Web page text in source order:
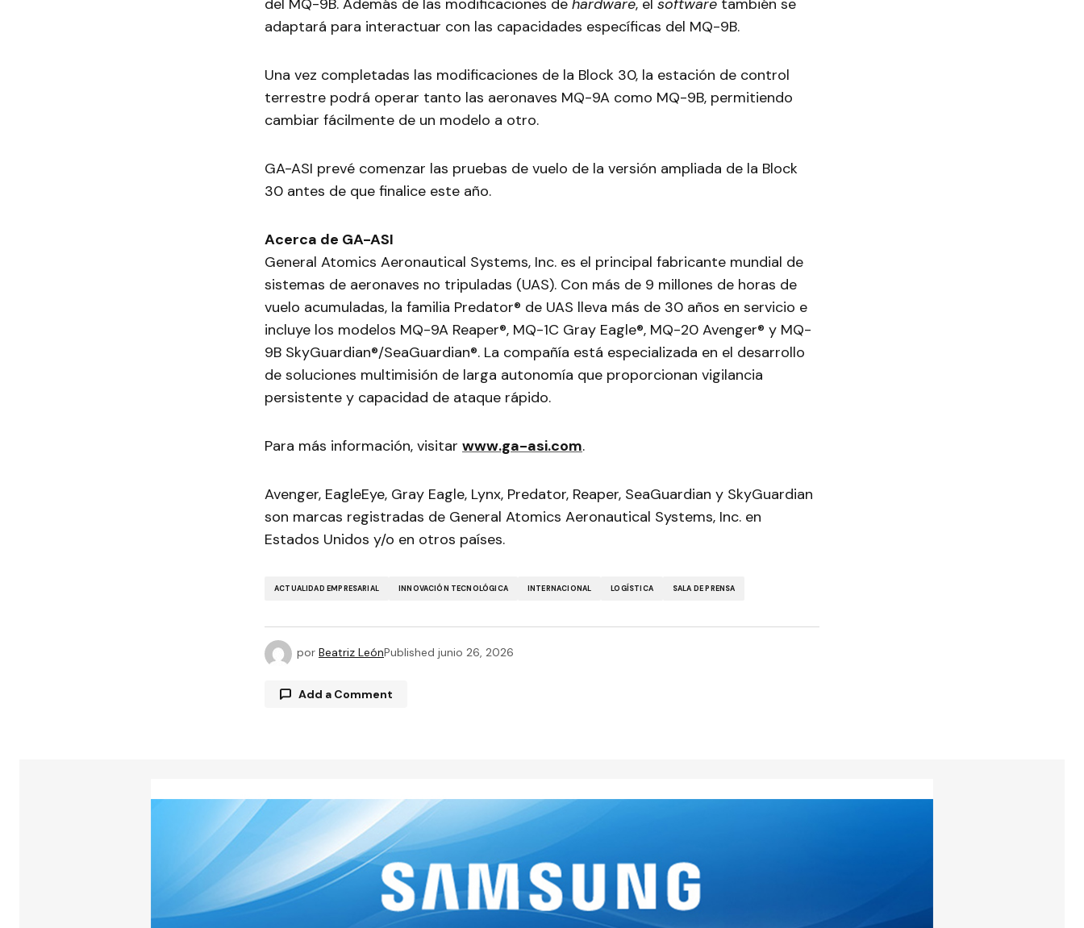
del MQ-9B. Además de las modificaciones de hardware, el software también se
adaptará para interactuar con las capacidades específicas del MQ-9B.
Una vez completadas las modificaciones de la Block 30, la estación de control
terrestre podrá operar tanto las aeronaves MQ-9A como MQ-9B, permitiendo
cambiar fácilmente de un modelo a otro.
GA-ASI prevé comenzar las pruebas de vuelo de la versión ampliada de la Block
30 antes de que finalice este año.
Acerca de GA-ASI
General Atomics Aeronautical Systems, Inc. es el principal fabricante mundial de
sistemas de aeronaves no tripuladas (UAS). Con más de 9 millones de horas de
vuelo acumuladas, la familia Predator® de UAS lleva más de 30 años en servicio e
incluye los modelos MQ-9A Reaper®, MQ-1C Gray Eagle®, MQ-20 Avenger® y MQ-
9B SkyGuardian®/SeaGuardian®. La compañía está especializada en el desarrollo
de soluciones multimisión de larga autonomía que proporcionan vigilancia
persistente y capacidad de ataque rápido.
Para más información, visitar www.ga-asi.com.
Avenger, EagleEye, Gray Eagle, Lynx, Predator, Reaper, SeaGuardian y SkyGuardian
son marcas registradas de General Atomics Aeronautical Systems, Inc. en
Estados Unidos y/o en otros países.
ACTUALIDAD EMPRESARIAL INNOVACIÓN TECNOLÓGICA INTERNACIONAL LOGÍSTICA SALA DE PRENSA
por Beatriz LeónPublished junio 26, 2026
Add a Comment
*